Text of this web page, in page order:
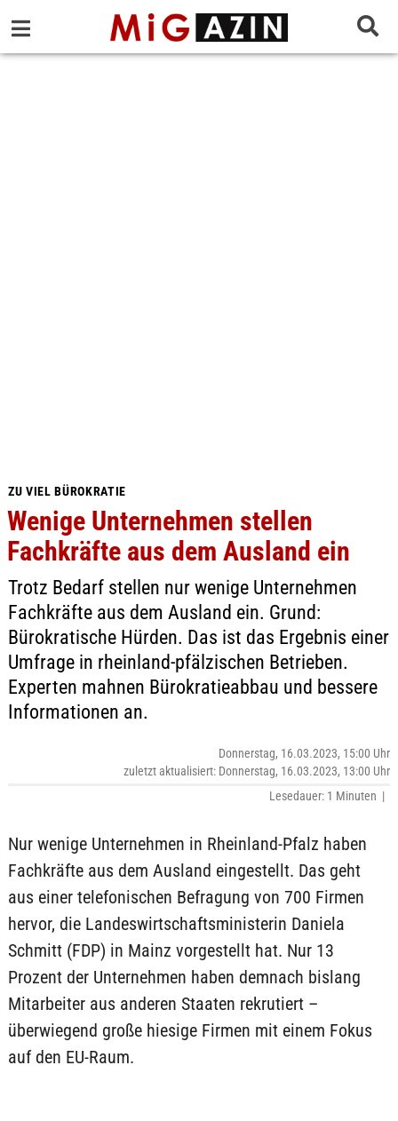
ZU VIEL BÜROKRATIE
Wenige Unternehmen stellen
Fachkräfte aus dem Ausland ein
Trotz Bedarf stellen nur wenige Unternehmen
Fachkräfte aus dem Ausland ein. Grund:
Bürokratische Hürden. Das ist das Ergebnis einer
Umfrage in rheinland-pfälzischen Betrieben.
Experten mahnen Bürokratieabbau und bessere
Informationen an.
Donnerstag, 16.03.2023, 15:00 Uhr
zuletzt aktualisiert: Donnerstag, 16.03.2023, 13:00 Uhr
Lesedauer: 1 Minuten |
Nur wenige Unternehmen in Rheinland-Pfalz haben
Fachkräfte aus dem Ausland eingestellt. Das geht
aus einer telefonischen Befragung von 700 Firmen
hervor, die Landeswirtschaftsministerin Daniela
Schmitt (FDP) in Mainz vorgestellt hat. Nur 13
Prozent der Unternehmen haben demnach bislang
Mitarbeiter aus anderen Staaten rekrutiert –
überwiegend große hiesige Firmen mit einem Fokus
auf den EU-Raum.